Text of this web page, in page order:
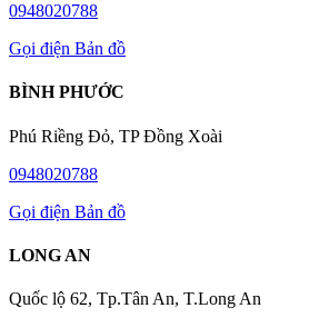
0948020788
Gọi điện Bản đồ
BÌNH PHƯỚC
Phú Riềng Đỏ, TP Đồng Xoài
0948020788
Gọi điện Bản đồ
LONG AN
Quốc lộ 62, Tp.Tân An, T.Long An